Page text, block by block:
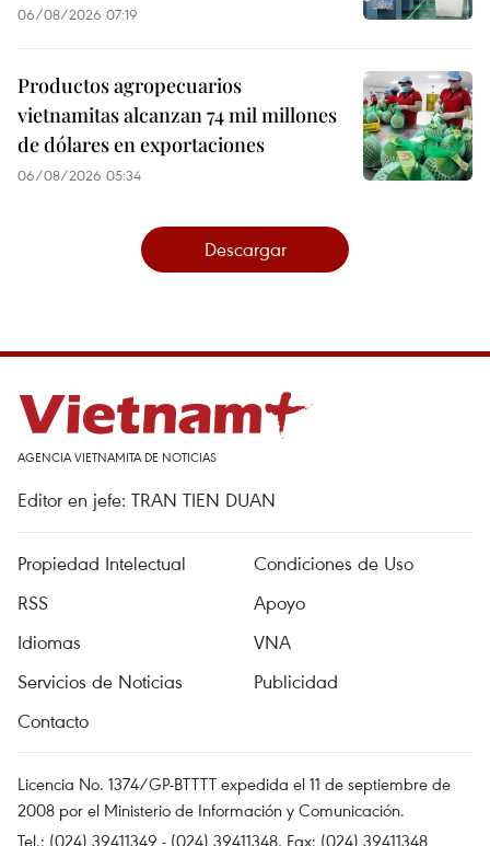
06/08/2026 07:19
Productos agropecuarios
vietnamitas alcanzan 74 mil millones
de dólares en exportaciones
06/08/2026 05:34
Descargar
AGENCIA VIETNAMITA DE NOTICIAS
Editor en jefe: TRAN TIEN DUAN
Propiedad Intelectual
Condiciones de Uso
RSS
Apoyo
Idiomas
VNA
Servicios de Noticias
Publicidad
Contacto
Licencia No. 1374/GP-BTTTT expedida el 11 de septiembre de
2008 por el Ministerio de Información y Comunicación.
Tel.: (024) 39411349 - (024) 39411348, Fax: (024) 39411348